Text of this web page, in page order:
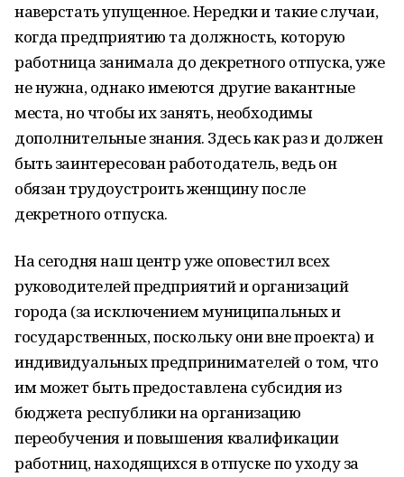
наверстать упущенное. Нередки и такие случаи,
когда предприятию та должность, которую
работница занимала до декретного отпуска, уже
не нужна, однако имеются другие вакантные
места, но чтобы их занять, необходимы
дополнительные знания. Здесь как раз и должен
быть заинтересован работодатель, ведь он
обязан трудоустроить женщину после
декретного отпуска.
На сегодня наш центр уже оповестил всех
руководителей предприятий и организаций
города (за исключением муниципальных и
государственных, поскольку они вне проекта) и
индивидуальных предпринимателей о том, что
им может быть предоставлена субсидия из
бюджета республики на организацию
переобучения и повышения квалификации
работниц, находящихся в отпуске по уходу за